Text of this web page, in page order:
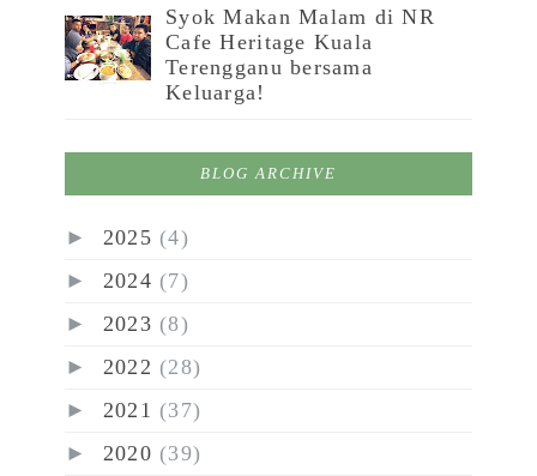
Syok Makan Malam di NR
Cafe Heritage Kuala
Terengganu bersama
Keluarga!
BLOG ARCHIVE
► 2025 (4)
► 2024 (7)
► 2023 (8)
► 2022 (28)
► 2021 (37)
► 2020 (39)